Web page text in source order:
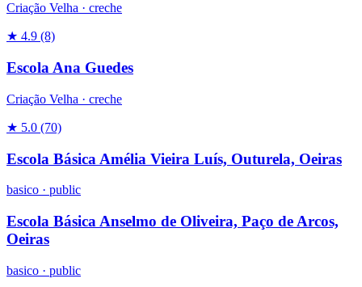
Criação Velha · creche
★ 4.9 (8)
Escola Ana Guedes
Criação Velha · creche
★ 5.0 (70)
Escola Básica Amélia Vieira Luís, Outurela, Oeiras
basico · public
Escola Básica Anselmo de Oliveira, Paço de Arcos,
Oeiras
basico · public